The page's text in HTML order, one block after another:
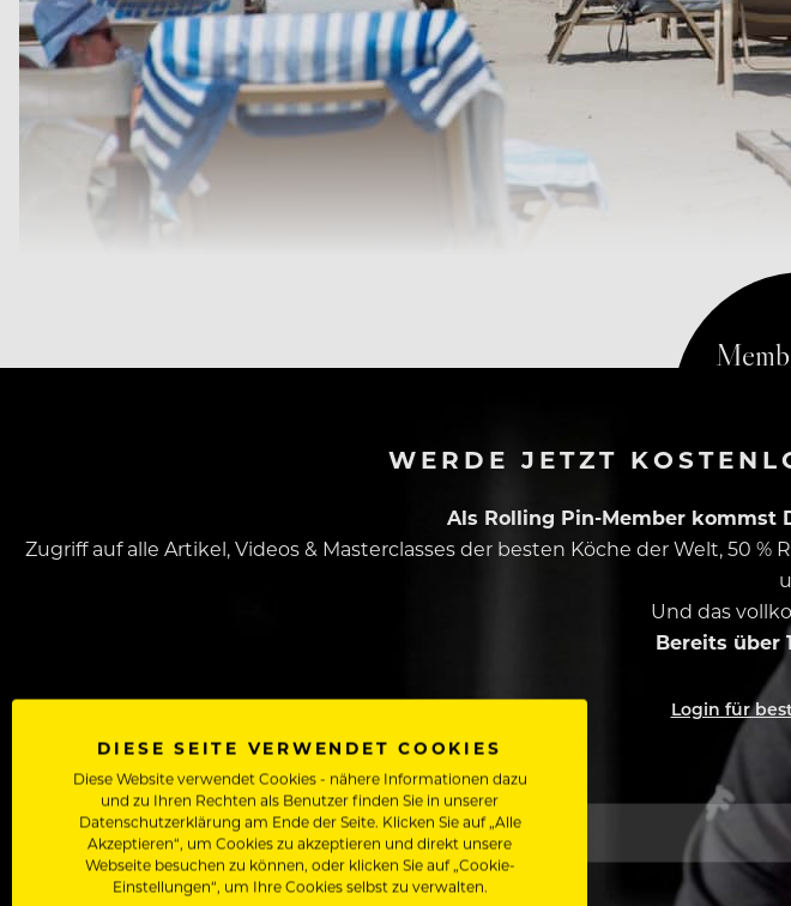
WERDE JETZT
Als Rolling Pin-Member kommst
Zugriff auf alle Artikel, Videos & Masterclasses der besten Köche der Welt, 50
Und das
Bereits über
Login für
Dein Vorname
In welchem Bereich arbeitest du
DIESE SEITE VERWENDET COOKIES
Diese Website verwendet Cookies - nähere Informationen dazu
und zu Ihren Rechten als Benutzer finden Sie in unserer
Datenschutzerklärung am Ende der Seite. Klicken Sie auf „Alle
Akzeptieren“, um Cookies zu akzeptieren und direkt unsere
Webseite besuchen zu können, oder klicken Sie auf „Cookie-
Einstellungen“, um Ihre Cookies selbst zu verwalten.